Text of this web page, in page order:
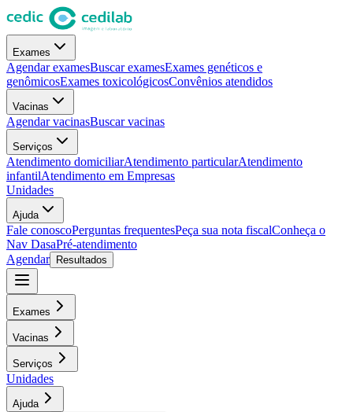
Exames
Agendar examesBuscar examesExames genéticos e
genômicosExames toxicológicosConvênios atendidos
Vacinas
Agendar vacinasBuscar vacinas
Serviços
Atendimento domiciliarAtendimento particularAtendimento
infantilAtendimento em Empresas
Unidades
Ajuda
Fale conoscoPerguntas frequentesPeça sua nota fiscalConheça o
Nav DasaPré-atendimento
Agendar
Resultados
Exames
Vacinas
Serviços
Unidades
Ajuda